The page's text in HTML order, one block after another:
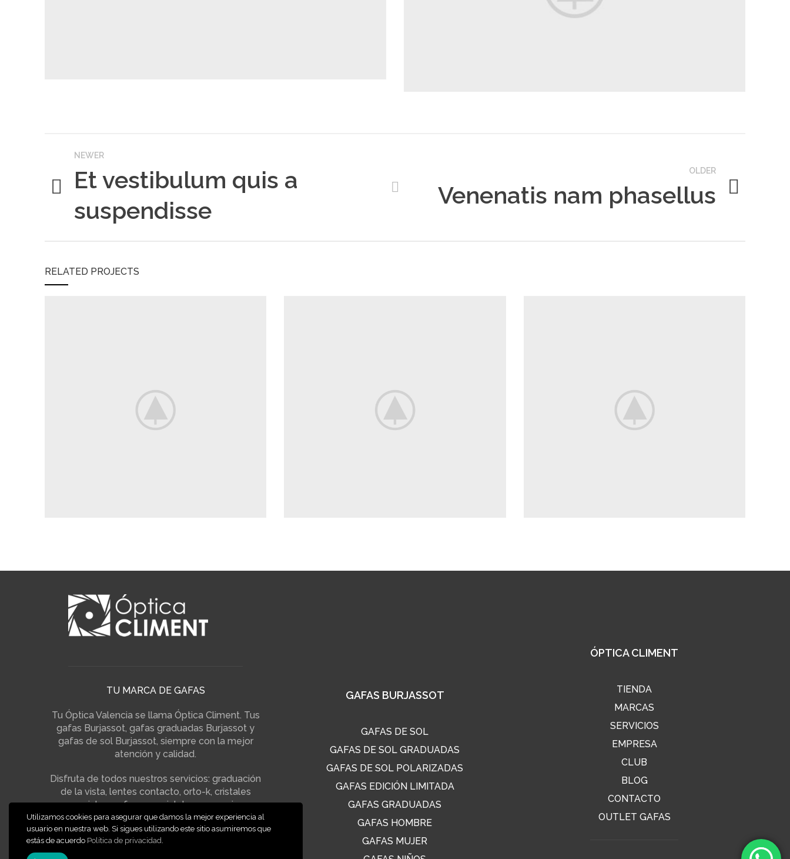
NEWER
Et vestibulum quis a
suspendisse
OLDER
Venenatis nam phasellus
RELATED PROJECTS
TU MARCA DE GAFAS
Tu Óptica Valencia se llama Óptica Climent. Tus
gafas Burjassot, gafas graduadas Burjassot y
gafas de sol Burjassot, siempre con la mejor
atención y calidad.
Disfruta de todos nuestros servicios: graduación
de la vista, lentes contacto, orto-k, cristales
especiales, gafas con cristales progresivos,
adaptación de cristales progresivos, gafas
polarizadas, control de miopia…
Navega por nuestra web o visita nuestro centro
GAFAS BURJASSOT
GAFAS DE SOL
GAFAS DE SOL GRADUADAS
GAFAS DE SOL POLARIZADAS
GAFAS EDICIÓN LIMITADA
GAFAS GRADUADAS
GAFAS HOMBRE
GAFAS MUJER
ÓPTICA CLIMENT
TIENDA
MARCAS
SERVICIOS
EMPRESA
CLUB
BLOG
CONTACTO
OUTLET GAFAS
Utilizamos cookies para asegurar que damos la mejor experiencia al
usuario en nuestra web. Si sigues utilizando este sitio asumiremos que
estás de acuerdo Política de privacidad.